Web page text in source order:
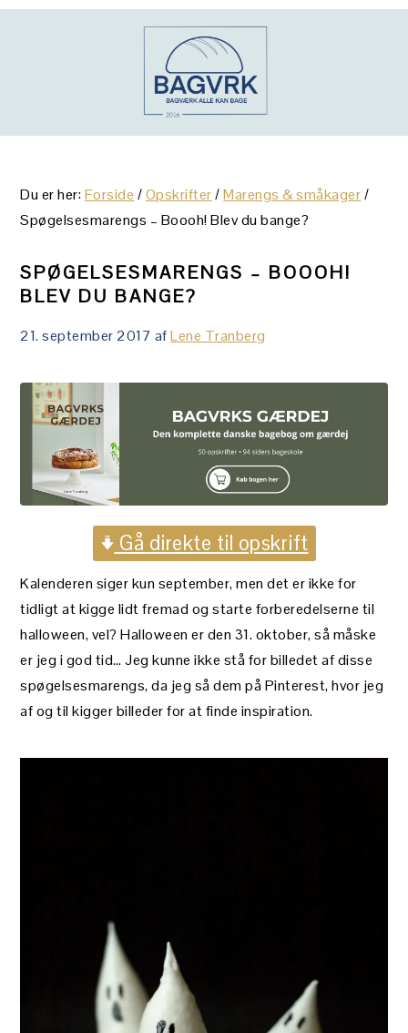
Gå
Skip
Gå
Du er her:Forside /Opskrifter / Marengs & småkager/
Spøgelsesmarengs – Boooh! Blev du bange?
SPØGELSESMARENGS – BOOOH!
BLEV DU BANGE?
21. september 2017 afLene Tranberg
Gå direkte til opskrift
Kalenderen siger kun september, men det er ikke for
tidligt at kigge lidt fremad og starte forberedelserne til
halloween, vel? Halloween er den 31. oktober, så måske
er jeg i god tid… Jeg kunne ikke stå for billedet af disse
spøgelsesmarengs, da jeg så dem på Pinterest, hvor jeg
af og til kigger billeder for at finde inspiration.